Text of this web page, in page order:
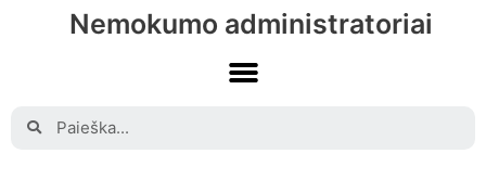
Nemokumo administratoriai